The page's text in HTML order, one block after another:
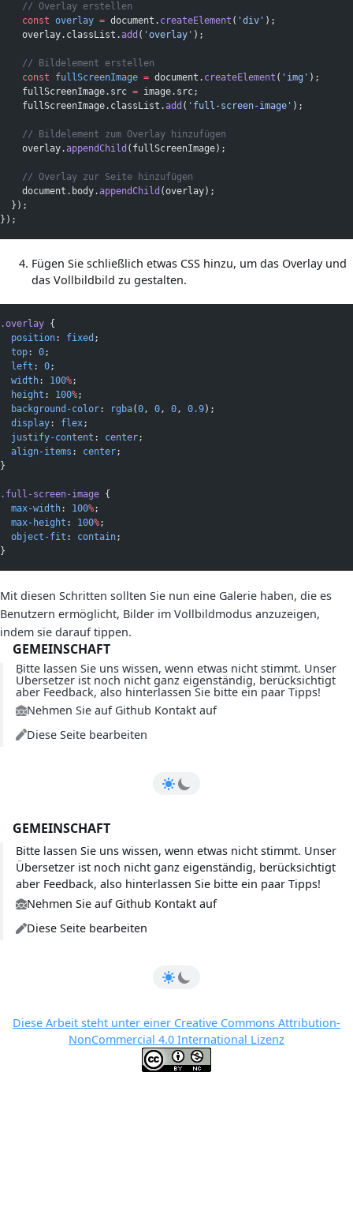
// Overlay erstellen
const overlay = document. createElement ( 'div' );
    overlay.classList.
add ( 'overlay' );
// Bildelement erstellen
const
fullScreenImage = document. createElement ( 'img' );
    fullScreenImage.src
= image.src;
    fullScreenImage.classList.
add ( 'full-screen-image' );
// Bildelement zum Overlay hinzufügen
    overlay.
appendChild (fullScreenImage);
// Overlay zur Seite hinzufügen
    document.body.
appendChild (overlay);
  });
});
Fügen Sie schließlich etwas CSS hinzu, um das Overlay und
das Vollbildbild zu gestalten.
.overlay {
position: fixed ;
top: 0;
left : 0;
width: 100%;
height : 100%;
background-color: rgba(0, 0, 0, 0.9);
display: flex;
justify-content : center;
align-items : center;
}
.full-screen-image {
max-width: 100%;
max-height : 100%;
object-fit : contain;
}
Mit diesen Schritten sollten Sie nun eine Galerie haben, die es
Benutzern ermöglicht, Bilder im Vollbildmodus anzuzeigen,
indem sie darauf tippen.
GEMEINSCHAFT
Bitte lassen Sie uns wissen, wenn etwas nicht stimmt. Unser
Übersetzer ist noch nicht ganz eigenständig, berücksichtigt
aber Feedback, also hinterlassen Sie bitte ein paar Tipps!
Nehmen Sie auf Github Kontakt auf
Diese Seite bearbeiten
GEMEINSCHAFT
Bitte lassen Sie uns wissen, wenn etwas nicht stimmt. Unser
Übersetzer ist noch nicht ganz eigenständig, berücksichtigt
aber Feedback, also hinterlassen Sie bitte ein paar Tipps!
Nehmen Sie auf Github Kontakt auf
Diese Seite bearbeiten
Diese Arbeit steht unter einer Creative Commons Attribution-
NonCommercial 4.0 International Lizenz